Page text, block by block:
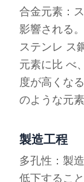
合金元素：
影響される
ステンレ ス
元素に比 べ
度が高くな
のような元
製造工程
多孔性：製
低下するこ